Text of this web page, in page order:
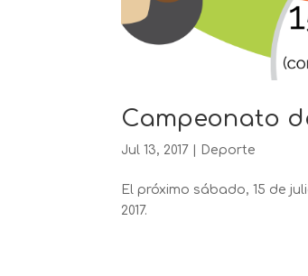
Campeonato
Jul 13, 2017 Deporte
El próximo sábado, 15 de
2017.